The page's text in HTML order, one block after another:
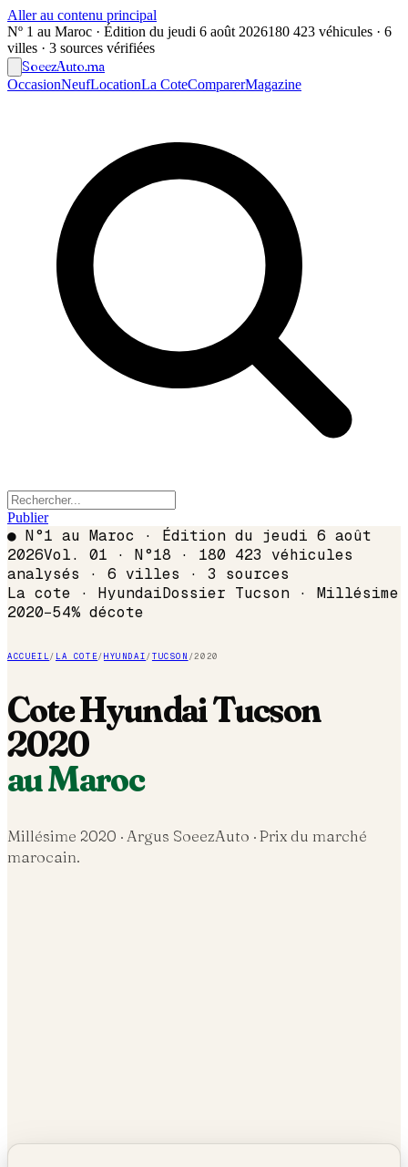
Aller au contenu principal
Nº 1 au Maroc · Édition du jeudi 6 août 2026180 423 véhicules · 6
villes · 3 sources vérifiées
SoeezAuto.ma
OccasionNeufLocationLa CoteComparerMagazine
Publier
● N°1 au Maroc · Édition du jeudi 6 août
2026Vol. 01 · N°18 · 180 423 véhicules
analysés · 6 villes · 3 sources
La cote · HyundaiDossier Tucson · Millésime
2020−54% décote
ACCUEIL/ LA COTE/HYUNDAI/TUCSON /2020
CoteHyundaiTucson
2020
au Maroc
Millésime 2020 · Argus SoeezAuto · Prix du marché
marocain.